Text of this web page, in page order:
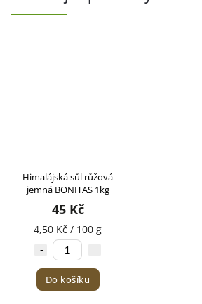
Himalájská sůl růžová
jemná BONITAS 1kg
45 Kč
4,50 Kč / 100 g
Do košíku